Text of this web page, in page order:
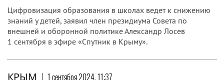
Цифровизация образования в школах ведет к снижению
знаний у детей, заявил член президиума Совета по
внешней и оборонной политике Александр Лосев
1 сентября в эфире «Спутник в Крыму».
КРЫМ | 1 сентября 2024, 11:37